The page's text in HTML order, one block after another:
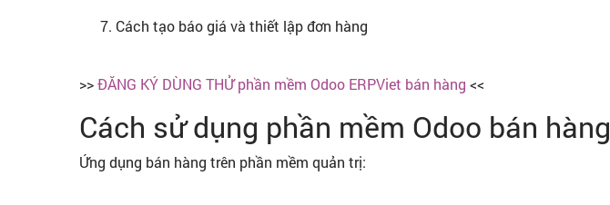
Cách tạo báo giá và thiết lập đơn hàng
>>ĐĂNG KÝ DÙNG THỬ phần mềm Odoo ERPViet bán hàng <<
Cách sử dụng phần mềm Odoo bán hàng
Ứng dụng bán hàng trên phần mềm quản trị: